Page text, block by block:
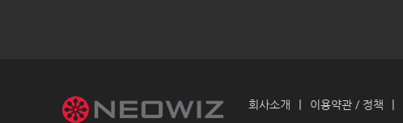
회사소개 | 이용약관 / 정책 |